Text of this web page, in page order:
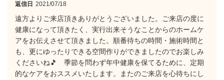
返信日 2021/07/18
遠方よりご来店頂きありがとうございました。ご来店の度に
健康になって頂きたく、実行出来そうなことからのホームケ
アをお伝えさせて頂きました。順番待ちの時間・施術時間と
も、更にゆったりできる空間作りができましたのでお楽しみ
くださいね🎵 季節を問わず年中健康を保てるために、定期
的なケアをおススメいたします。またのご来店を心待ちにし